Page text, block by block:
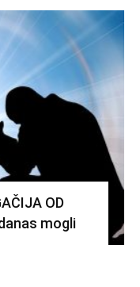
OD
mogli